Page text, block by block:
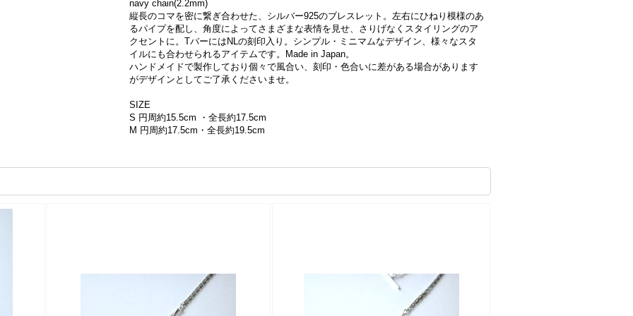
navy chain(2.2mm)
縦長のコマを密に繋ぎ合わせた、シルバー925のブレスレット。左右にひねり模様のあ
るパイプを配し、角度によってさまざまな表情を見せ、さりげなくスタイリングのア
クセントに。TバーにはNLの刻印入り。シンプル・ミニマムなデザイン、様々なスタ
イルにも合わせられるアイテムです。Made in Japan。
ハンドメイドで製作しており個々で風合い、刻印・色合いに差がある場合があります
がデザインとしてご了承くださいませ。
SIZE
S 円周約15.5cm ・全長約17.5cm
M 円周約17.5cm・全長約19.5cm